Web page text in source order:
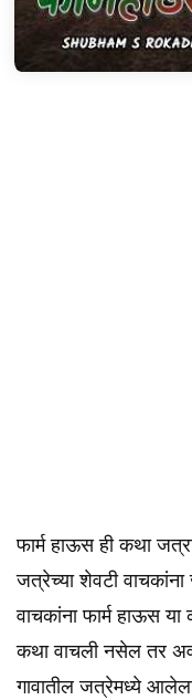
फार्म हाऊस ही कथा
जत्रेच्या शेवटी वाचकांना
वाचकांना फार्म हाऊस
कथा वाचली नसेल तर
गावातील जत्रेमध्ये